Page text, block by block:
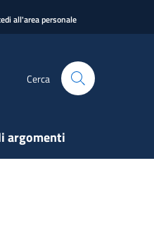
all'area personale
Cerca
argomenti